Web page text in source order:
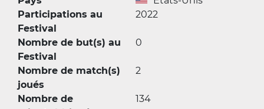
Participations au
Festival
2022
Nombre de but(s) au
Festival
0
Nombre de match(s)
joués
2
Nombre de
134